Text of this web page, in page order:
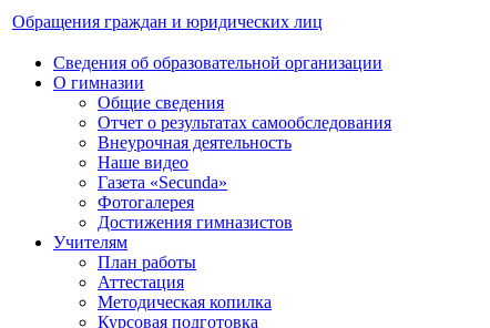
Обращения граждан и юридических лиц
Сведения об образовательной организации
О гимназии
Общие сведения
Отчет о результатах самообследования
Внеурочная деятельность
Наше видео
Газета «Secunda»
Фотогалерея
Достижения гимназистов
Учителям
План работы
Аттестация
Методическая копилка
Курсовая подготовка